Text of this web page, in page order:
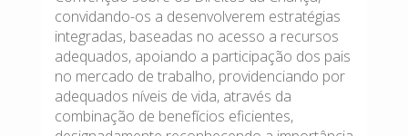
convidando-os a desenvolverem estratégias
integradas, baseadas no acesso a recursos
adequados, apoiando a participação dos pais
no mercado de trabalho, providenciando por
adequados níveis de vida, através da
combinação de benefícios eficientes,